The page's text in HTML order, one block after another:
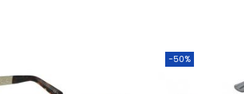
-50%